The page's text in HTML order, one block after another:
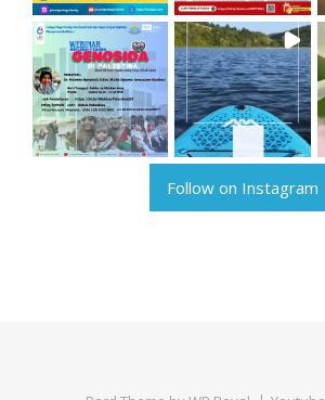
Follow on Instagram